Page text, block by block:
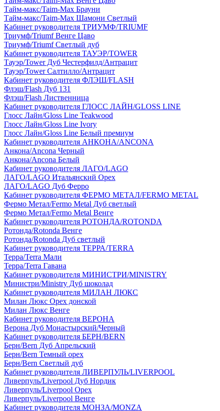
Тайм-макс/Taim-Max Брауни
Тайм-макс/Taim-Max Шамони Светлый
Кабинет руководителя ТРИУМФ/TRIUMF
Триумф/Triumf Венге Цаво
Триумф/Triumf Светлый дуб
Кабинет руководителя ТАУЭР/TOWER
Тауэр/Tower Дуб Честерфилд/Антрацит
Тауэр/Tower Салтилло/Антрацит
Кабинет руководителя ФЛЭШ/FLASH
Флэш/Flash Дуб 131
Флэш/Flash Лиственница
Кабинет руководителя ГЛОСС ЛАЙН/GLOSS LINE
Глосс Лайн/Gloss Line Teakwood
Глосс Лайн/Gloss Line Ivory
Глосс Лайн/Gloss Line Белый премиум
Кабинет руководителя АНКОНА/ANCONA
Анкона/Ancona Черный
Анкона/Ancona Белый
Кабинет руководителя ЛАГО/LAGO
ЛАГО/LAGO Итальянский Орех
ЛАГО/LAGO Дуб Ферро
Кабинет руководителя ФЕРМО МЕТАЛ/FERMO METAL
Фермо Метал/Fermo Metal Дуб светлый
Фермо Метал/Fermo Metal Венге
Кабинет руководителя РОТОНДА/ROTONDA
Ротонда/Rotonda Венге
Ротонда/Rotonda Дуб светлый
Кабинет руководителя ТЕРРА/TERRA
Терра/Terra Мали
Терра/Terra Гавана
Кабинет руководителя МИНИСТРИ/MINISTRY
Министри/Ministry Дуб шоколад
Кабинет руководителя МИЛАН ЛЮКС
Милан Люкс Орех донской
Милан Люкс Венге
Кабинет руководителя ВЕРОНА
Верона Дуб Монастырский/Черный
Кабинет руководителя БЕРН/BERN
Берн/Bern Дуб Апрельский
Берн/Bern Темный орех
Берн/Bern Светлый дуб
Кабинет руководителя ЛИВЕРПУЛЬ/LIVERPOOL
Ливерпуль/Liverpool Дуб Нордик
Ливерпуль/Liverpool Орех
Ливерпуль/Liverpool Венге
Кабинет руководителя МОНЗА/MONZA